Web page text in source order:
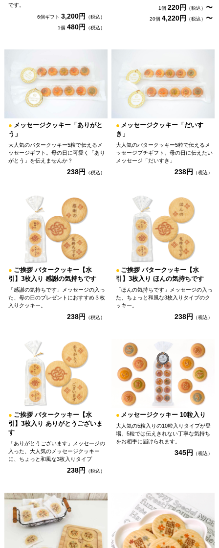
です。
6個ギフト3,200円
（税込）
1個480円 （税込）
1個 220円 （税込） 〜
20個 4,220円 （税込） 〜
● メッセージクッキー「ありがと
う」
大人気のバタークッキー5粒で伝えるメ
ッセージギフト。母の日に可愛く「あり
がとう」を伝えませんか？
238円 （税込）
● メッセージクッキー「だいす
き」
大人気のバタークッキー5粒で伝えるメ
ッセージプチギフト。母の日に伝えたい
メッセージ「だいすき」
238円 （税込）
● ご挨拶 バタークッキー【水
引】3枚入り 感謝の気持ちです
「感謝の気持ちです」メッセージの入っ
た、母の日のプレゼントにおすすめ３枚
入りクッキー。
238円 （税込）
● ご挨拶 バタークッキー【水
引】3枚入り ほんの気持ちです
「ほんの気持ちです」メッセージの入っ
た、ちょっと和風な3枚入りタイプのク
ッキー。
238円 （税込）
● ご挨拶 バタークッキー【水
引】3枚入り ありがとうございま
す
「ありがとうございます」メッセージの
入った、大人気のメッセージクッキー
に、ちょっと和風な3枚入りタイプ
238円 （税込）
● メッセージクッキー 10粒入り
大人気の5粒入りの10粒入りタイプが登
場。5粒では伝えきれない丁寧な気持ち
をお相手に届けられます。
345円 （税込）